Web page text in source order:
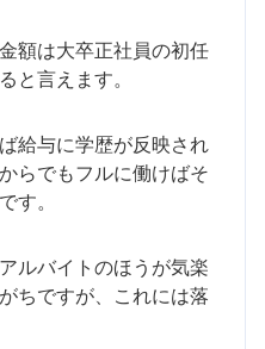
額は大卒正社員の初任
と言えます。
給与に学歴が反映され
らでもフルに働けばそ
す。
ルバイトのほうが気楽
ちですが、これには落